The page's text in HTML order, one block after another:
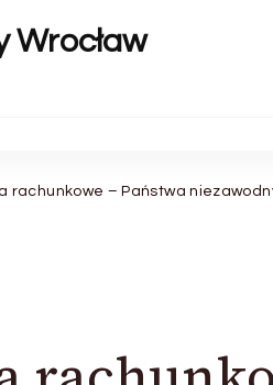
Wrocław
rachunkowe – Państwa